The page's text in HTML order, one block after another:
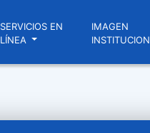
SERVICIOS EN
LÍNEA
IMAGEN